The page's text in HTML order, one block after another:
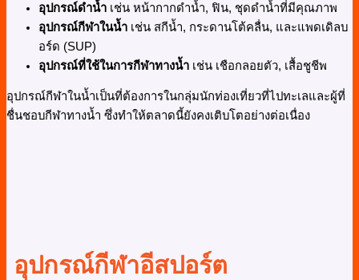
อุปกรณ์ดำน้ำ เช่น หน้ากากดำน้ำ, ฟิน, ชุดดำน้ำที่มีคุณภาพ
อุปกรณ์กีฬาในน้ำ เช่น สกีน้ำ, กระดานโต้คลื่น, และแพดเดิลบ
อร์ด (SUP)
อุปกรณ์ที่ใช้ในการกีฬาทางน้ำ เช่น เชือกลอยตัว, เสื้อชูชีพ
อุปกรณ์กีฬาในน้ำเป็นที่ต้องการในกลุ่มนักท่องเที่ยวที่ไปทะเลและผู้ที่
ชื่นชอบกีฬาทางน้ำ ซึ่งทำให้ตลาดนี้ยังคงเติบโตอย่างต่อเนื่อง
อุปกรณ์กีฬาอีสปอร์ต